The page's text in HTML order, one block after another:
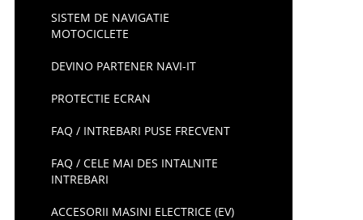
SISTEM DE NAVIGATIE
MOTOCICLETE
DEVINO PARTENER NAVI-IT
PROTECTIE ECRAN
FAQ / INTREBARI PUSE FRECVENT
FAQ / CELE MAI DES INTALNITE
INTREBARI
ACCESORII MASINI ELECTRICE (EV)